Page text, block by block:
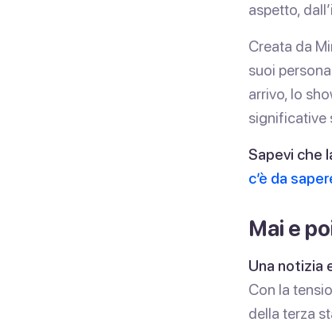
aspetto,
Creata da
suoi
arrivo, lo
significative
Sapevi che
c’è da
Mai e
Una notizia
Con la
della terza